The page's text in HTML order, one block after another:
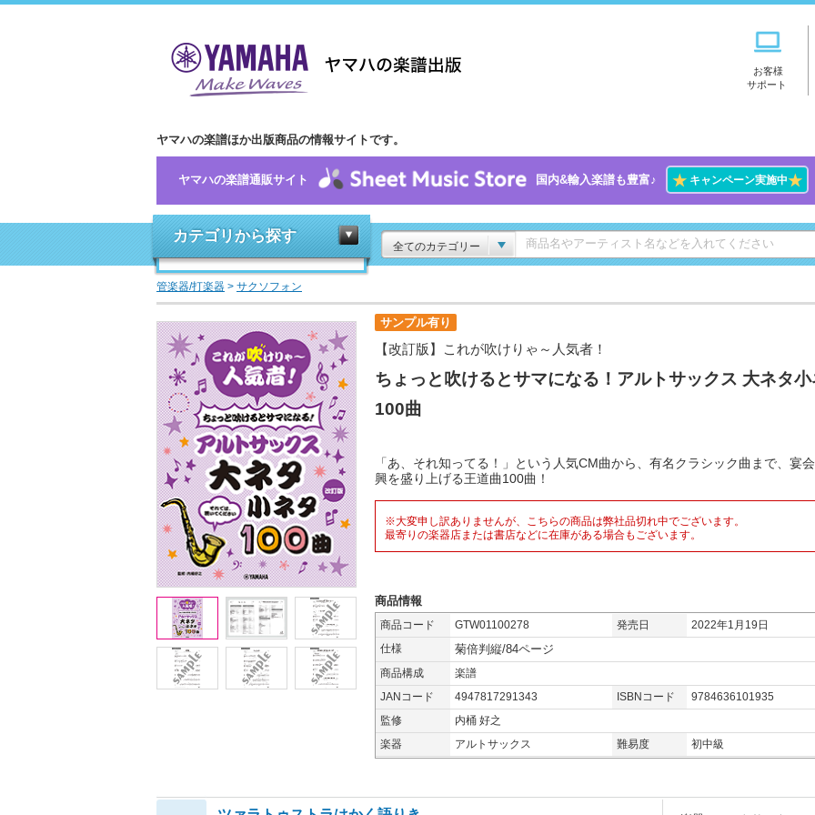
お客様
サポート
ヤマハの楽譜ほか出版商品の情報サイトです。
ヤマハの楽譜通販サイト 国内&輸入楽譜も豊富♪ ★キャンペーン実施中★
カテゴリから探す
全てのカテゴリー
管楽器/打楽器 > サクソフォン
サンプル有り
【改訂版】これが吹けりゃ～人気者！
ちょっと吹けるとサマになる！アルトサックス 大ネタ
100曲
「あ、それ知ってる！」という人気CM曲から、有名クラシック曲まで、宴
興を盛り上げる王道曲100曲！
※大変申し訳ありませんが、こちらの商品は弊社品切れ中でございます。
最寄りの楽器店または書店などに在庫がある場合もございます。
商品情報
商品コード GTW01100278 発売日
2022年1月19日
仕様
菊倍判縦/84ページ
商品構成
楽譜
JANコード
4947817291343 ISBNコード
9784636101935
監修
内桶 好之
楽器
アルトサックス 難易度 初中級